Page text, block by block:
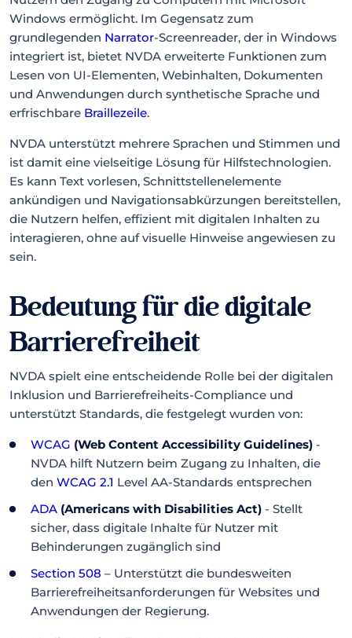
Windows ermöglicht. Im Gegensatz zum
grundlegenden Narrator-Screenreader, der in Windows
integriert ist, bietet NVDA erweiterte Funktionen zum
Lesen von UI-Elementen, Webinhalten, Dokumenten
und Anwendungen durch synthetische Sprache und
erfrischbare Braillezeile.
NVDA unterstützt mehrere Sprachen und Stimmen und
ist damit eine vielseitige Lösung für Hilfstechnologien.
Es kann Text vorlesen, Schnittstellenelemente
ankündigen und Navigationsabkürzungen bereitstellen,
die Nutzern helfen, effizient mit digitalen Inhalten zu
interagieren, ohne auf visuelle Hinweise angewiesen zu
sein.
Bedeutung für die digitale
Barrierefreiheit
NVDA spielt eine entscheidende Rolle bei der digitalen
Inklusion und Barrierefreiheits-Compliance und
unterstützt Standards, die festgelegt wurden von:
WCAG (Web Content Accessibility Guidelines) -
NVDA hilft Nutzern beim Zugang zu Inhalten, die
den WCAG 2.1 Level AA-Standards entsprechen
ADA (Americans with Disabilities Act) - Stellt
sicher, dass digitale Inhalte für Nutzer mit
Behinderungen zugänglich sind
Section 508 – Unterstützt die bundesweiten
Barrierefreiheitsanforderungen für Websites und
Anwendungen der Regierung.